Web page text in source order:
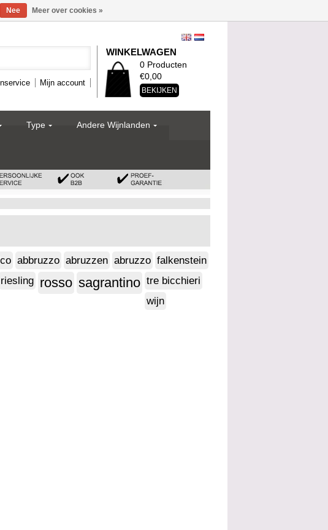
Mijn account
WINKELWAGEN
0 Producten
€0,00
BEKIJKEN
Type Andere Wijnlanden
abbruzzo abruzzen abruzzo falkenstein
riesling rosso sagrantino tre bicchieri
wijn
Nee Meer over cookies »